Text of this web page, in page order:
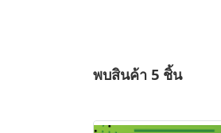
พบสินค้า 5 ชิ้น